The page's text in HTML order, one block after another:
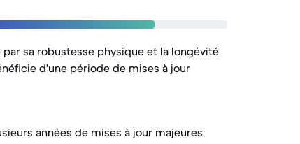
sa robustesse physique et la longévité
d'une période de mises à jour
années de mises à jour majeures